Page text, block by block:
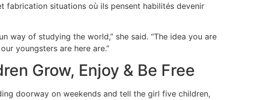
fabrication situations où ils pensent habilités devenir
way of studying the world,” she said. “The idea you are
youngsters are here are.”
Grow, Enjoy & Be Free
doorway on weekends and tell the girl five children,